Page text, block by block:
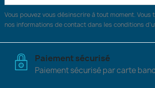
Vous pouvez vous désinscrire à tout moment. Vous
nos informations de contact dans les conditions
Paiement sécurisé
Paiement sécurisé par carte